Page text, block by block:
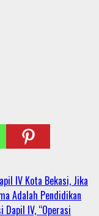
IV Kota Bekasi, Jika
Adalah Pendidikan
Dapil IV, “Operasi